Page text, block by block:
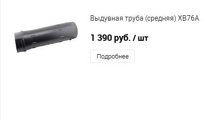
Выдувная труба (средняя) XB76A
1 390 руб. / шт
Подробнее